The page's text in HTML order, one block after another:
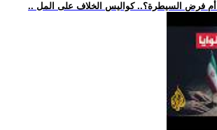
أم فرض السيطرة؟.. كواليس الخلاف على المل